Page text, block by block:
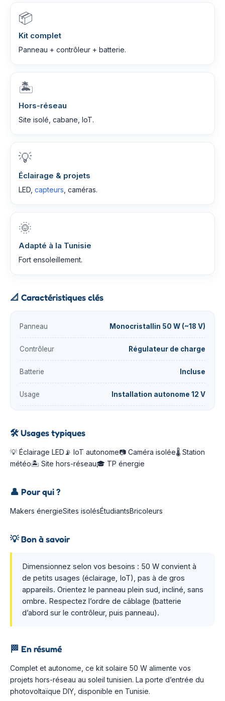
📦
Kit complet
Panneau + contrôleur + batterie.
🏝️
Hors-réseau
Site isolé, cabane, IoT.
💡
Éclairage & projets
LED, capteurs , caméras.
🌞
Adapté à la Tunisie
Fort ensoleillement.
📐 Caractéristiques clés
Panneau Monocristallin 50 W (~18 V)
Contrôleur Régulateur de charge
Batterie Incluse
Usage Installation autonome 12 V
🛠️Usages typiques
💡 Éclairage LED📡 IoT autonome📷 Caméra isolée🌡️ Station
météo🏝️ Site hors-réseau🎓 TP énergie
👤 Pour qui ?
Makers énergieSites isolésÉtudiantsBricoleurs
💡Bon à savoir
Dimensionnez selon vos besoins : 50 W convient à
de petits usages (éclairage, IoT), pas à de gros
appareils. Orientez le panneau plein sud, incliné, sans
ombre. Respectez l’ordre de câblage (batterie
d’abord sur le contrôleur, puis panneau).
🏁 En résumé
Complet et autonome, ce kit solaire 50 W alimente vos
projets hors-réseau au soleil tunisien. La porte d’entrée du
photovoltaïque DIY, disponible en Tunisie.